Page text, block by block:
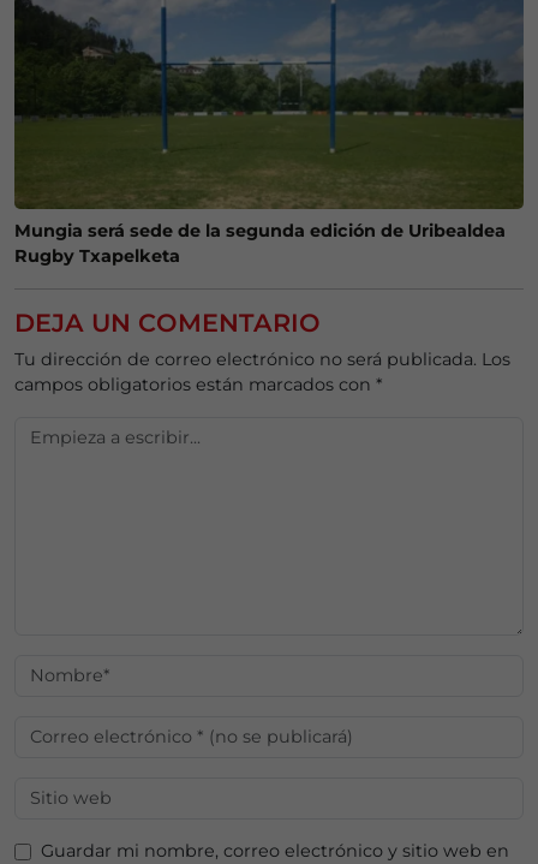
Mungia será sede de la segunda edición de Uribealdea
Rugby Txapelketa
DEJA UN COMENTARIO
Tu dirección de correo electrónico no será publicada. Los
campos obligatorios están marcados con *
Guardar mi nombre, correo electrónico y sitio web en